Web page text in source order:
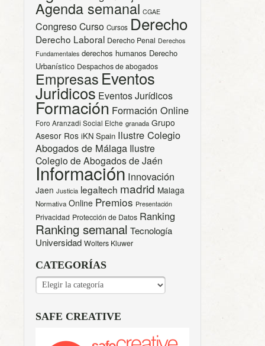
Agenda semanal CGAE
CongresoCurso Cursos Derecho
Derecho Laboral Derecho Penal Derechos
Fundamentales derechos humanos Derecho
Urbanístico Despachos de abogados
Empresas Eventos
Juridicos Eventos Jurídicos
Formación Formación Online
Foro Aranzadi Social Elche granada Grupo
Asesor Ros iKN Spain Ilustre Colegio
Abogados de Málaga Ilustre
Colegio de Abogados de Jaén
Información Innovación
Jaen Justicia legaltech madrid Malaga
Normativa Online Premios Presentación
Privacidad Protección de Datos Ranking
Ranking semanal Tecnología
Universidad Wolters Kluwer
CATEGORÍAS
CATEGORÍAS
SAFE CREATIVE